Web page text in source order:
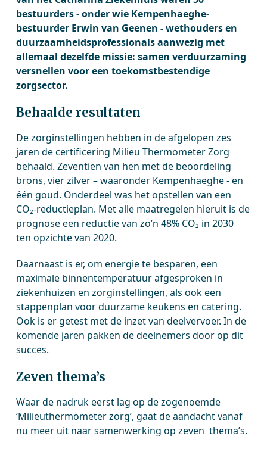
bestuurders - onder wie Kempenhaeghe-
bestuurder Erwin van Geenen - wethouders en
duurzaamheidsprofessionals aanwezig met
allemaal dezelfde missie: samen verduurzaming
versnellen voor een toekomstbestendige
zorgsector.
Behaalde resultaten
De zorginstellingen hebben in de afgelopen zes
jaren de certificering Milieu Thermometer Zorg
behaald. Zeventien van hen met de beoordeling
brons, vier zilver – waaronder Kempenhaeghe - en
één goud. Onderdeel was het opstellen van een
CO₂-reductieplan. Met alle maatregelen hieruit is de
prognose een reductie van zo’n 48% CO₂ in 2030
ten opzichte van 2020.
Daarnaast is er, om energie te besparen, een
maximale binnentemperatuur afgesproken in
ziekenhuizen en zorginstellingen, als ook een
stappenplan voor duurzame keukens en catering.
Ook is er getest met de inzet van deelvervoer. In de
komende jaren pakken de deelnemers door op dit
succes.
Zeven thema’s
Waar de nadruk eerst lag op de zogenoemde
‘Milieuthermometer zorg’, gaat de aandacht vanaf
nu meer uit naar samenwerking op zeven thema’s.